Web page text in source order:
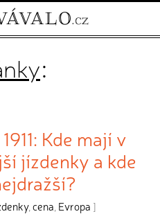
:
Kde mají v
jízdenky a kde
, cena Evropa ]